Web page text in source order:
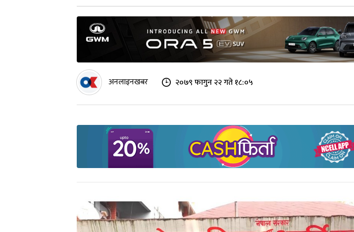
अनलाइनखबर २०७९ फागुन २२ गते १८:०५